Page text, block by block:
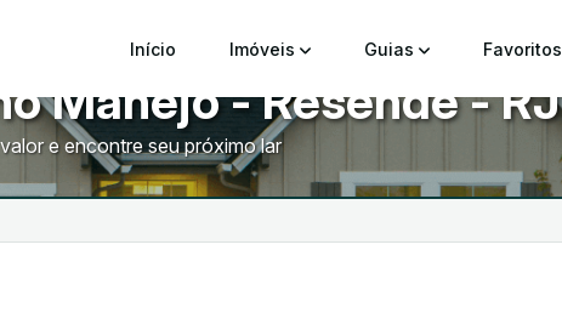
Início Imóveis Guias Favoritos
Manejo - Resende - RJ
e encontre seu próximo lar